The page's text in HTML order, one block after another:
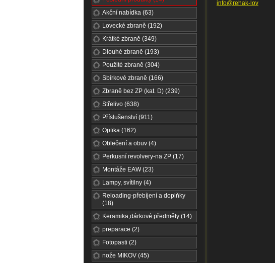
Akční nabídka (63)
Lovecké zbraně (192)
Krátké zbraně (349)
Dlouhé zbraně (193)
Použité zbraně (304)
Sbírkové zbraně (166)
Zbraně bez ZP (kat. D) (239)
Střelivo (638)
Příslušenství (911)
Optika (162)
Oblečení a obuv (4)
Perkusní revolvery-na ZP (17)
Montáže EAW (23)
Lampy, svítilny (4)
Reloading-přebíjení a doplňky
(18)
Keramika,dárkové předměty (14)
preparace (2)
Fotopasti (2)
nože MIKOV (45)
info@rehak-lov